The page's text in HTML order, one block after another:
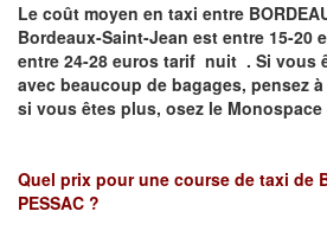
Le coût moyen en taxi entre
Bordeaux-Saint-Jean est entre 15-20
entre 24-28 euros tarif nuit . Si vous
avec beaucoup de bagages, pensez
si vous êtes plus, osez le
Quel prix pour une course de taxi de
PESSAC ?